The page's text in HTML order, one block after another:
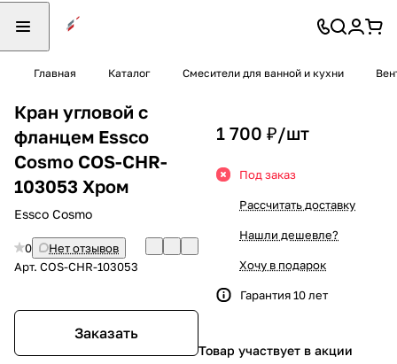
Главная Каталог Смесители для ванной и кухни
Кран угловой с
фланцем Essco
Cosmo COS-CHR-
103053 Хром
Essco Cosmo
0
Нет отзывов
Арт. COS-CHR-103053
Заказать
1 700 ₽/шт
Под заказ
Рассчитать доставку
Нашли дешевле?
Хочу в подарок
Гарантия 10 лет
Товар участвует в акции